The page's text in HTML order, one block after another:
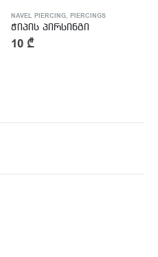
NOSE PIERCING,PIERCINGS
NAVEL PIERCING, PIERCINGS
ჭიპის პირსინგი
10 ₾